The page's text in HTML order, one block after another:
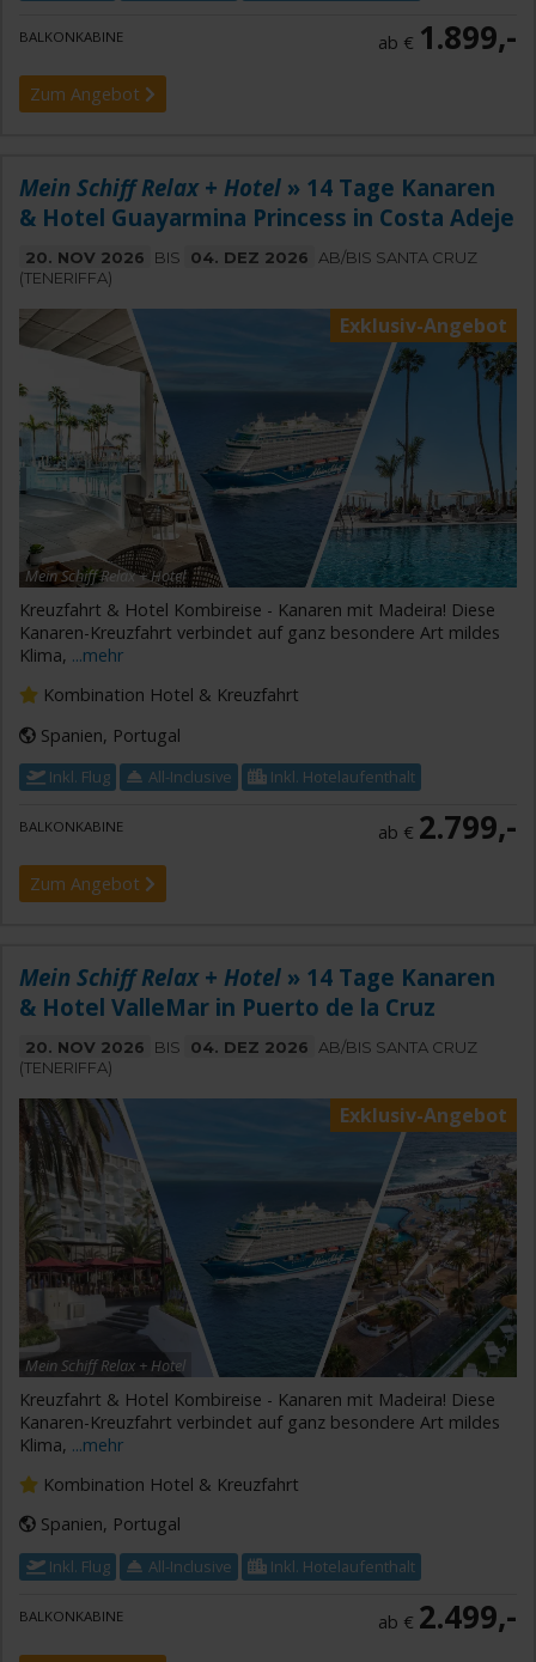
BALKONKABINE ab € 1.899,-
Zum Angebot
Mein Schiff Relax + Hotel » 14 Tage Kanaren
& Hotel Guayarmina Princess in Costa Adeje
20. NOV 2026 BIS 04. DEZ 2026
AB/BIS SANTA CRUZ
(TENERIFFA)
Exklusiv-Angebot
Mein Schiff Relax + Hotel
Kreuzfahrt & Hotel Kombireise - Kanaren mit Madeira! Diese
Kanaren-Kreuzfahrt verbindet auf ganz besondere Art mildes
Klima, ...mehr
Kombination Hotel & Kreuzfahrt
Spanien, Portugal
Inkl. Flug All-Inclusive Inkl. Hotelaufenthalt
BALKONKABINE ab € 2.799,-
Zum Angebot
Mein Schiff Relax + Hotel » 14 Tage Kanaren
& Hotel ValleMar in Puerto de la Cruz
20. NOV 2026 BIS 04. DEZ 2026
AB/BIS SANTA CRUZ
(TENERIFFA)
Exklusiv-Angebot
Mein Schiff Relax + Hotel
Kreuzfahrt & Hotel Kombireise - Kanaren mit Madeira! Diese
Kanaren-Kreuzfahrt verbindet auf ganz besondere Art mildes
Klima, ...mehr
Kombination Hotel & Kreuzfahrt
Spanien, Portugal
Inkl. Flug All-Inclusive Inkl. Hotelaufenthalt
BALKONKABINE ab € 2.499,-